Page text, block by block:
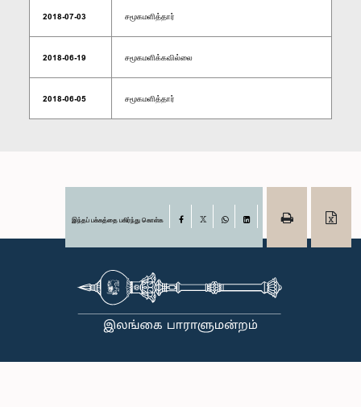
2018-07-03 சமூகமளித்தார்
2018-06-19 சமூகமளிக்கவில்லை
2018-06-05 சமூகமளித்தார்
இந்தப் பக்கத்தை பகிர்ந்து கொள்க Facebook